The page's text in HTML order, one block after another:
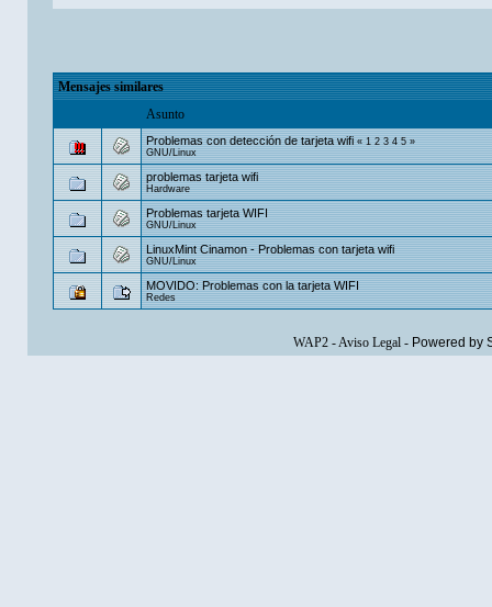
Mensajes similares
Asunto
Problemas con detección de tarjeta wifi «1 2 3 4 5»
GNU/Linux
problemas tarjeta wifi
Hardware
Problemas tarjeta WIFI
GNU/Linux
LinuxMint Cinamon - Problemas con tarjeta wifi
GNU/Linux
MOVIDO: Problemas con la tarjeta WIFI
Redes
WAP2-Aviso Legal- Powered by